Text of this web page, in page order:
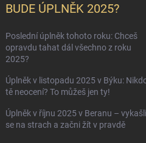
BUDE ÚPLNĚK 2025?
Poslední úplněk tohoto roku: Chceš
opravdu tahat dál všechno z roku
2025?
Úplněk v listopadu 2025 v Býku:
tě neocení? To můžeš jen ty!
Úplněk v říjnu 2025 v Beranu – vykašli
se na strach a začni žít v pravdě